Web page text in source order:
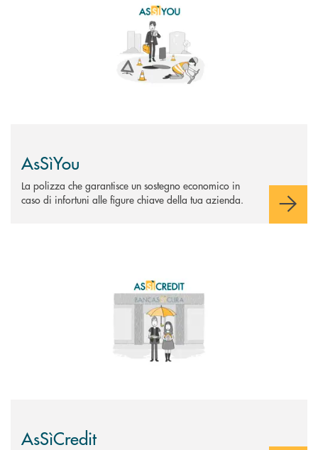
AsSìYou
La polizza che garantisce un sostegno economico in
caso di infortuni alle figure chiave della tua azienda.
AsSìCredit